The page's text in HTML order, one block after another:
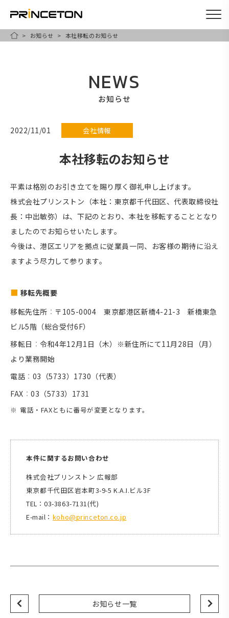
HOMEお知らせ 本社移転のお知らせ
NEWS
お知らせ
2022/11/01 会社情報
本社移転のお知らせ
平素は格別のお引き立てを賜り厚く御礼申し上げます。
株式会社プリンストン（本社：東京都千代田区、代表取締役社
長：中出敏弥）は、下記のとおり、本社を移転することとなり
ましたのでお知らせいたします。
今後は、港区エリアを拠点に従業員一同、お客様の期待に沿え
ますよう尽力して参ります。
移転先概要
移転先住所
〒105-0004 東京都港区新橋4-21-3 新橋東急
ビル5階（総合受付6F）
移転日
令和4年12月1日（木）※新住所にて11月28日（月）
より業務開始
電話
03（5733）1730（代表）
FAX
03（5733）1731
電話・FAXともに番号が変更となります。
本件に関するお問い合わせ
株式会社プリンストン 広報部
東京都千代田区岩本町3-9-5 K.A.I.ビル3F
TEL：03-3863-7131(代)
E-mail： koho@princeton.co.jp
お知らせ一覧